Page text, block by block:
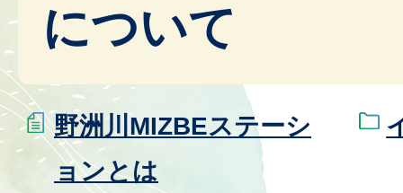
について
野洲川MIZBEステーシ
ョンとは